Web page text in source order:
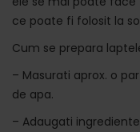
ce poate fi folosit la
Cum se prepara
– Masurati aprox. o
de apa.
– Adaugati